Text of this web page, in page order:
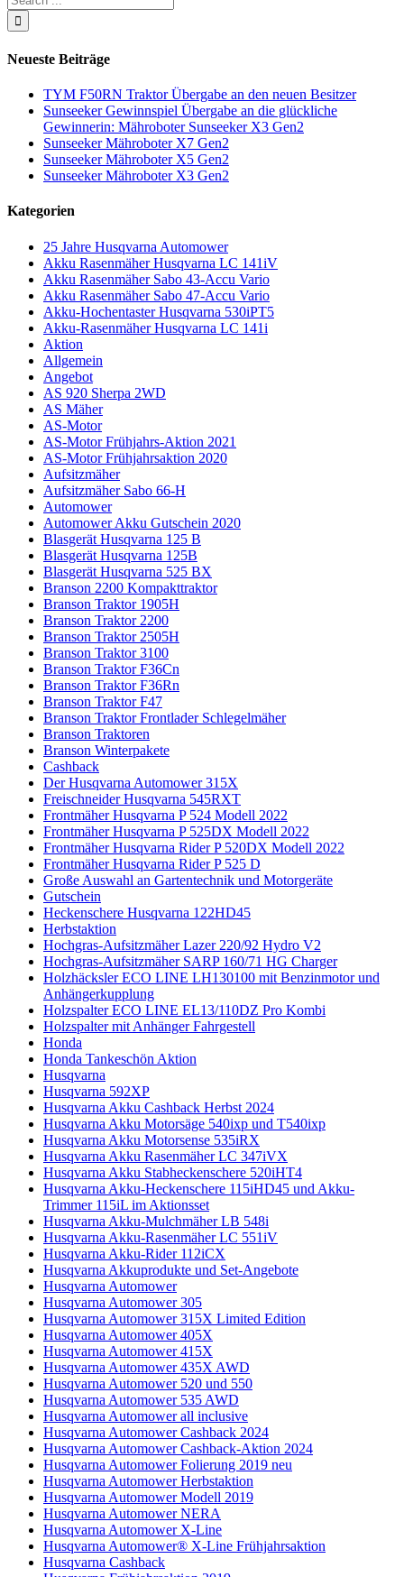
Neueste Beiträge
TYM F50RN Traktor Übergabe an den neuen Besitzer
Sunseeker Gewinnspiel Übergabe an die glückliche
Gewinnerin: Mähroboter Sunseeker X3 Gen2
Sunseeker Mähroboter X7 Gen2
Sunseeker Mähroboter X5 Gen2
Sunseeker Mähroboter X3 Gen2
Kategorien
25 Jahre Husqvarna Automower
Akku Rasenmäher Husqvarna LC 141iV
Akku Rasenmäher Sabo 43-Accu Vario
Akku Rasenmäher Sabo 47-Accu Vario
Akku-Hochentaster Husqvarna 530iPT5
Akku-Rasenmäher Husqvarna LC 141i
Aktion
Allgemein
Angebot
AS 920 Sherpa 2WD
AS Mäher
AS-Motor
AS-Motor Frühjahrs-Aktion 2021
AS-Motor Frühjahrsaktion 2020
Aufsitzmäher
Aufsitzmäher Sabo 66-H
Automower
Automower Akku Gutschein 2020
Blasgerät Husqvarna 125 B
Blasgerät Husqvarna 125B
Blasgerät Husqvarna 525 BX
Branson 2200 Kompakttraktor
Branson Traktor 1905H
Branson Traktor 2200
Branson Traktor 2505H
Branson Traktor 3100
Branson Traktor F36Cn
Branson Traktor F36Rn
Branson Traktor F47
Branson Traktor Frontlader Schlegelmäher
Branson Traktoren
Branson Winterpakete
Cashback
Der Husqvarna Automower 315X
Freischneider Husqvarna 545RXT
Frontmäher Husqvarna P 524 Modell 2022
Frontmäher Husqvarna P 525DX Modell 2022
Frontmäher Husqvarna Rider P 520DX Modell 2022
Frontmäher Husqvarna Rider P 525 D
Große Auswahl an Gartentechnik und Motorgeräte
Gutschein
Heckenschere Husqvarna 122HD45
Herbstaktion
Hochgras-Aufsitzmäher Lazer 220/92 Hydro V2
Hochgras-Aufsitzmäher SARP 160/71 HG Charger
Holzhäcksler ECO LINE LH130100 mit Benzinmotor und
Anhängerkupplung
Holzspalter ECO LINE EL13/110DZ Pro Kombi
Holzspalter mit Anhänger Fahrgestell
Honda
Honda Tankeschön Aktion
Husqvarna
Husqvarna 592XP
Husqvarna Akku Cashback Herbst 2024
Husqvarna Akku Motorsäge 540ixp und T540ixp
Husqvarna Akku Motorsense 535iRX
Husqvarna Akku Rasenmäher LC 347iVX
Husqvarna Akku Stabheckenschere 520iHT4
Husqvarna Akku-Heckenschere 115iHD45 und Akku-
Trimmer 115iL im Aktionsset
Husqvarna Akku-Mulchmäher LB 548i
Husqvarna Akku-Rasenmäher LC 551iV
Husqvarna Akku-Rider 112iCX
Husqvarna Akkuprodukte und Set-Angebote
Husqvarna Automower
Husqvarna Automower 305
Husqvarna Automower 315X Limited Edition
Husqvarna Automower 405X
Husqvarna Automower 415X
Husqvarna Automower 435X AWD
Husqvarna Automower 520 und 550
Husqvarna Automower 535 AWD
Husqvarna Automower all inclusive
Husqvarna Automower Cashback 2024
Husqvarna Automower Cashback-Aktion 2024
Husqvarna Automower Folierung 2019 neu
Husqvarna Automower Herbstaktion
Husqvarna Automower Modell 2019
Husqvarna Automower NERA
Husqvarna Automower X-Line
Husqvarna Automower® X-Line Frühjahrsaktion
Husqvarna Cashback